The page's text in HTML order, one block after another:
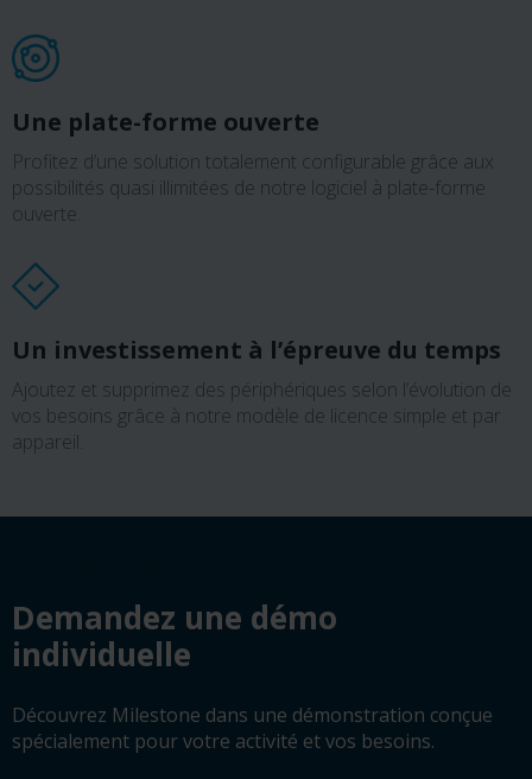
Une plate-forme ouverte
Profitez d’une solution totalement configurable grâce aux
possibilités quasi illimitées de notre logiciel à plate-forme
ouverte.
Un investissement à l’épreuve du temps
Ajoutez et supprimez des périphériques selon l’évolution de
vos besoins grâce à notre modèle de licence simple et par
appareil.
Demandez une démo
individuelle
Découvrez Milestone dans une démonstration conçue
spécialement pour votre activité et vos besoins.